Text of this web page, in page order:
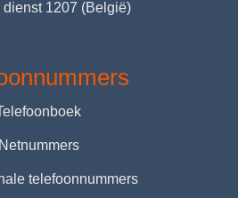
dienst 1207 (België)
Telefoonboek
Netnummers
telefoonnummers